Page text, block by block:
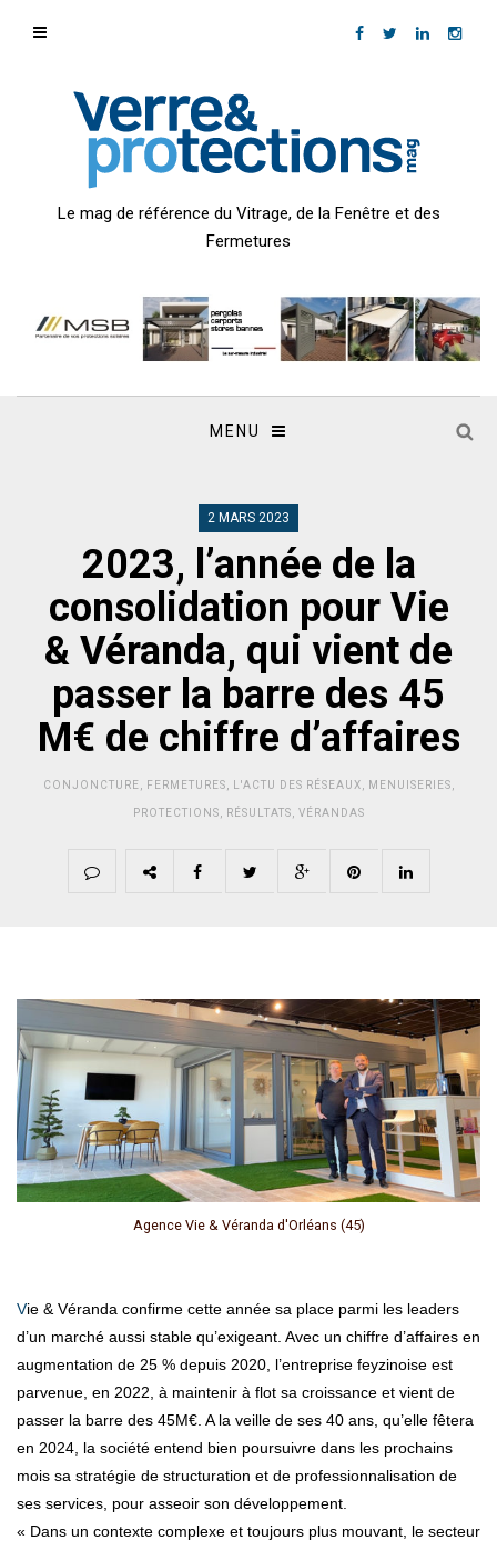
Le mag de référence du Vitrage, de la Fenêtre et des
Fermetures
MENU
2 MARS 2023
2023, l’année de la
consolidation pour Vie
& Véranda, qui vient de
passer la barre des 45
M€ de chiffre d’affaires
CONJONCTURE FERMETURES L'ACTU DES RÉSEAUX MENUISERIES
PROTECTIONS RÉSULTATS VÉRANDAS
Agence Vie & Véranda d'Orléans (45)
Vie & Véranda confirme cette année sa place parmi les leaders
d’un marché aussi stable qu’exigeant. Avec un chiffre d’affaires en
augmentation de 25 % depuis 2020, l’entreprise feyzinoise est
parvenue, en 2022, à maintenir à flot sa croissance et vient de
passer la barre des 45M€. A la veille de ses 40 ans, qu’elle fêtera
en 2024, la société entend bien poursuivre dans les prochains
mois sa stratégie de structuration et de professionnalisation de
ses services, pour asseoir son développement.
« Dans un contexte complexe et toujours plus mouvant, le secteur